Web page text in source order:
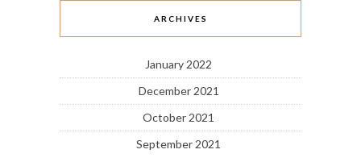
ARCHIVES
January 2022
December 2021
October 2021
September 2021